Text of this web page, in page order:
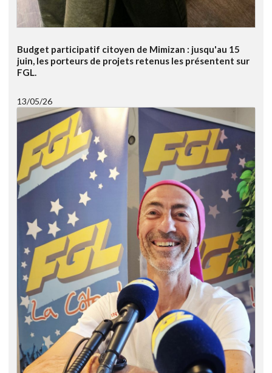
Budget participatif citoyen de Mimizan : jusqu'au 15
juin, les porteurs de projets retenus les présentent sur
FGL.
13/05/26